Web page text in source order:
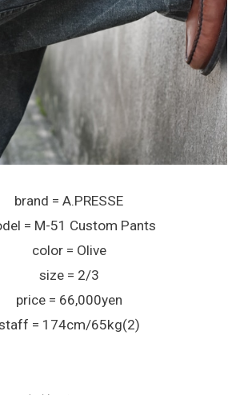
brand = A.PRESSE
= M-51 Custom Pants
color = Olive
size = 2/3
price = 66,000yen
= 174cm/65kg(2)